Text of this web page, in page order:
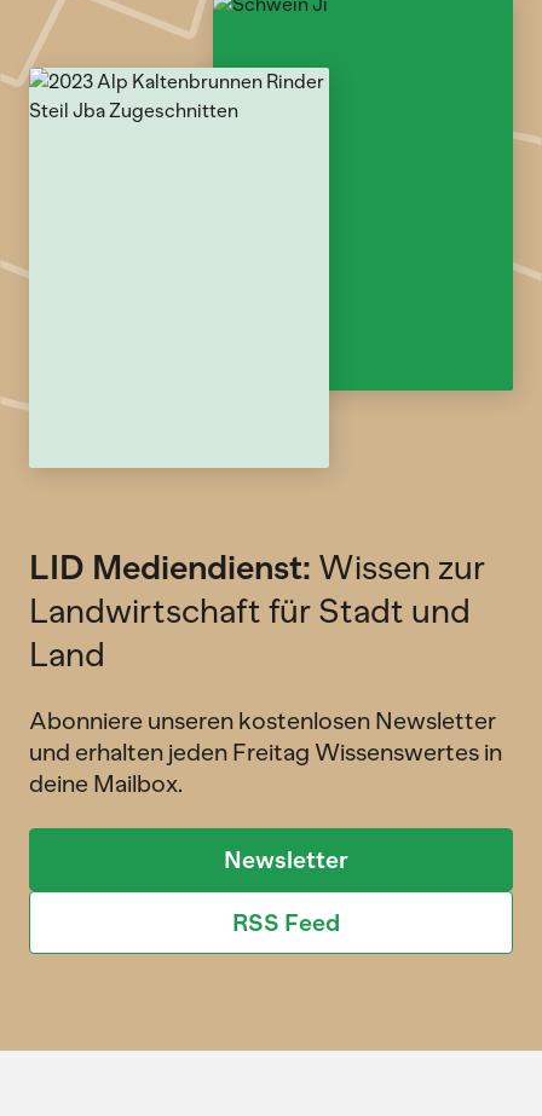
LID Mediendienst: Wissen zur
Landwirtschaft für Stadt und
Land
Abonniere unseren kostenlosen Newsletter
und erhalten jeden Freitag Wissenswertes in
deine Mailbox.
Newsletter
RSS Feed